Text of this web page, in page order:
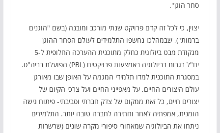
סחר הוגן".
יצוין, כי לכל זה קדם פרויקט שנתי מורכב ומובנה (בשם "הוגנים
ברמות"), שבמהלכו נחשפו התלמידים לעולם הסחר ההוגן
מנקודת מבט ביולוגית כחלק מתוכנית ההערכה החלופית ל-5
יח"ל בגרות בביולוגיה באמצעות פרויקטים (PBL) הפועלת בביה"ס.
במסגרת התוכנית למדו תלמידי המגמה על האופן שבו מאורגן
עולם היצורים החיים, על מאפייני החיים ועל צרכי הקיום של
יצורים חיים, כל זאת ממקום של צדק חברתי וסביבתי- פיתוח גישה
הומנית, אמפתיה לאחר וחתירה לחברה טובה יותר. התלמידים
ניתחו את הביולוגיה שמאחורי סיפורי מקרה שונים (שרשרות